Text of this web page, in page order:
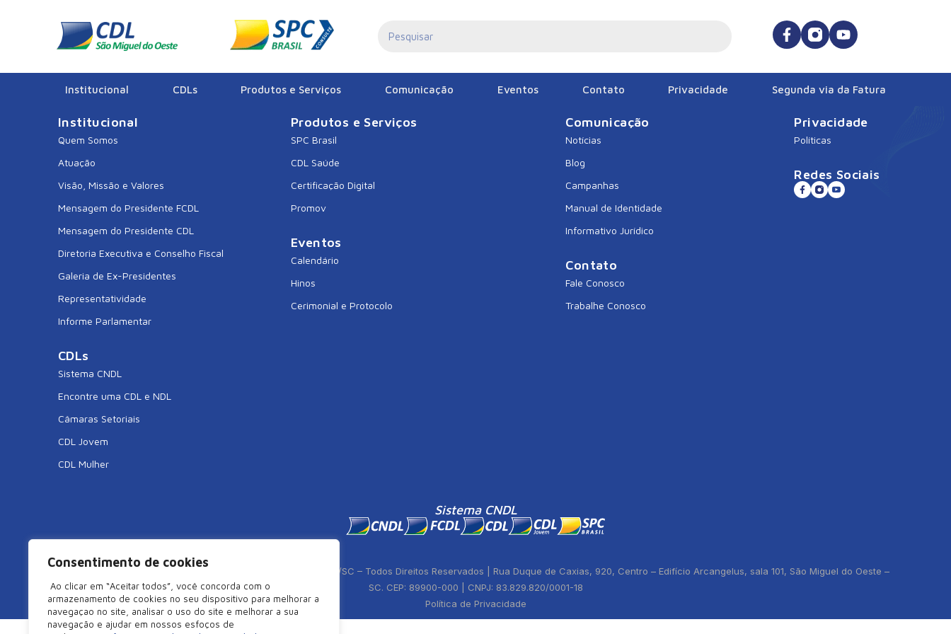
Consentimento de cookies
Ao clicar em “Aceitar todos”, você concorda com o
armazenamento de cookies no seu dispositivo para melhorar a
navegaçao no site, analisar o uso do site e melhorar a sua
navegação e ajudar em nossos esfoços de
Institucional CDLs Produtos e Serviços Comunicação Eventos Contato Privacidade Segunda via da Fatura
CDL ITAJAI
Institucional
Quem Somos
Atuação
Visão, Missão e Valores
Mensagem do Presidente FCDL
Mensagem do Presidente CDL
Diretoria Executiva e Conselho Fiscal
Galeria de Ex-Presidentes
Representatividade
Informe Parlamentar
CDLs
Sistema CNDL
Encontre uma CDL e NDL
Câmaras Setoriais
CDL Jovem
CDL Mulher
Produtos e Serviços
SPC Brasil
CDL Saúde
Certificação Digital
Promov
Eventos
Calendário
Hinos
Cerimonial e Protocolo
Comunicação
Notícias
Blog
Campanhas
Manual de Identidade
Informativo Jurídico
Contato
Fale Conosco
Trabalhe Conosco
Privacidade
Políticas
Redes Sociais
Sistema CNDL
©2026 Câmara de Dirigentes Lojistas de São Miguel do Oeste/SC – Todos Direitos Reservados | Rua Duque de Caxias, 920, Centro – Edifício Arcangelus, sala 101, São Miguel do Oeste –
SC. CEP: 89900-000 | CNPJ: 83.829.820/0001-18
Política de Privacidade